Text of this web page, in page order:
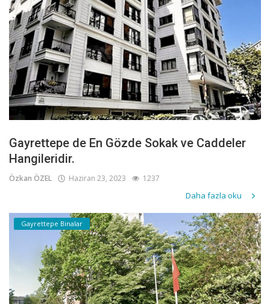
Gayrettepe de En Gözde Sokak ve Caddeler
Hangileridir.
Özkan ÖZEL Haziran 23, 2023 1237
Daha fazla oku
Gayrettepe Binalar